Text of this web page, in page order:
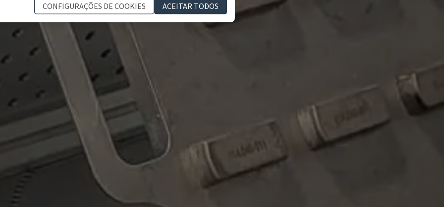
CONFIGURAÇÕES DE COOKIES
ACEITAR TODOS